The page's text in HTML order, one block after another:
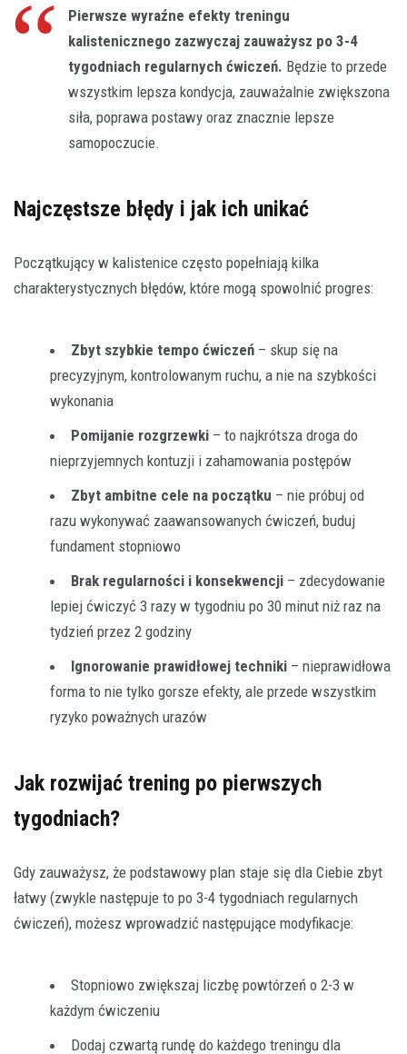
Pierwsze wyraźne efekty treningu
kalistenicznego zazwyczaj zauważysz po 3-4
tygodniach regularnych ćwiczeń. Będzie to przede
wszystkim lepsza kondycja, zauważalnie zwiększona
siła, poprawa postawy oraz znacznie lepsze
samopoczucie.
Najczęstsze błędy i jak ich unikać
Początkujący w kalistenice często popełniają kilka
charakterystycznych błędów, które mogą spowolnić progres:
Zbyt szybkie tempo ćwiczeń – skup się na
precyzyjnym, kontrolowanym ruchu, a nie na szybkości
wykonania
Pomijanie rozgrzewki – to najkrótsza droga do
nieprzyjemnych kontuzji i zahamowania postępów
Zbyt ambitne cele na początku – nie próbuj od
razu wykonywać zaawansowanych ćwiczeń, buduj
fundament stopniowo
Brak regularności i konsekwencji – zdecydowanie
lepiej ćwiczyć 3 razy w tygodniu po 30 minut niż raz na
tydzień przez 2 godziny
Ignorowanie prawidłowej techniki – nieprawidłowa
forma to nie tylko gorsze efekty, ale przede wszystkim
ryzyko poważnych urazów
Jak rozwijać trening po pierwszych
tygodniach?
Gdy zauważysz, że podstawowy plan staje się dla Ciebie zbyt
łatwy (zwykle następuje to po 3-4 tygodniach regularnych
ćwiczeń), możesz wprowadzić następujące modyfikacje:
Stopniowo zwiększaj liczbę powtórzeń o 2-3 w
każdym ćwiczeniu
Dodaj czwartą rundę do każdego treningu dla